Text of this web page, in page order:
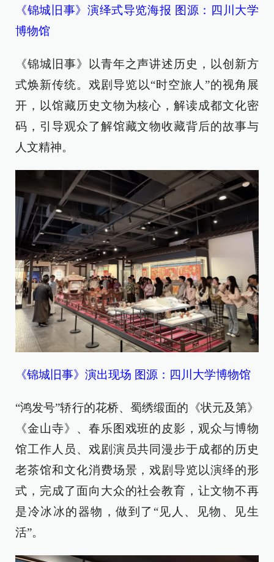
《锦城旧事》演绎式导览海报 图源：四川大学
博物馆
《锦城旧事》以青年之声讲述历史，以创新方
式焕新传统。戏剧导览以“时空旅人”的视角展
开，以馆藏历史文物为核心，解读成都文化密
码，引导观众了解馆藏文物收藏背后的故事与
人文精神。
《锦城旧事》演出现场 图源：四川大学博物馆
“鸿发号”轿行的花桥、蜀绣缎面的《状元及第》
《金山寺》、春乐图戏班的皮影，观众与博物
馆工作人员、戏剧演员共同漫步于成都的历史
老茶馆和文化消费场景，戏剧导览以演绎的形
式，完成了面向大众的社会教育，让文物不再
是冷冰冰的器物，做到了“见人、见物、见生
活”。